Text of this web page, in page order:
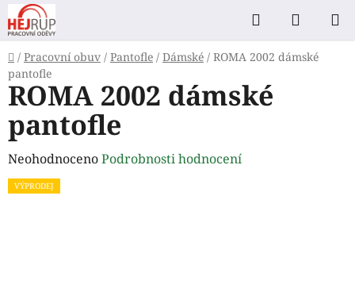
Přejít
na
obsah
Hledat
KOŠÍK
Domů
/ Pracovní obuv / Pantofle / Dámské / ROMA 2002 dámské
pantofle
ROMA 2002 dámské
pantofle
Průměrné
hodnocení
NeohodnocenoPodrobnosti hodnocení
VÝPRODEJ